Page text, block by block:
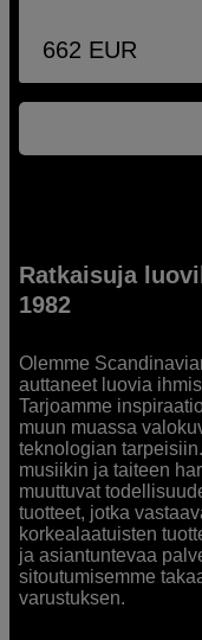
662 EUR
Ratkaisuja
1982
Olemme
auttaneet luovia
Tarjoamme
muun muassa
teknologian
musiikin ja taiteen
muuttuvat
tuotteet, jotka
korkealaatuisten
ja asiantuntevaa
sitoutumisemme
varustuksen.